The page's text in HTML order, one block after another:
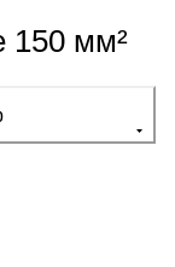
150 мм²